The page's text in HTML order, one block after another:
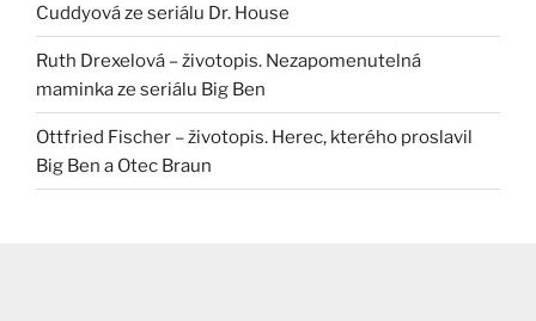
Cuddyová ze seriálu Dr. House
Ruth Drexelová – životopis. Nezapomenutelná
maminka ze seriálu Big Ben
Ottfried Fischer – životopis. Herec, kterého proslavil
Big Ben a Otec Braun